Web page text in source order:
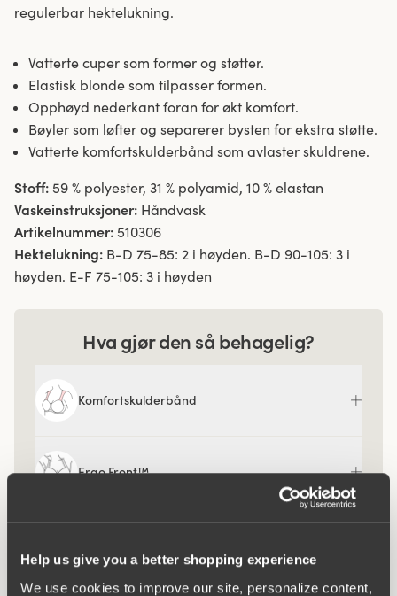
Help us give you a better shopping experience
We use cookies to improve our site, personalize content,
regulerbar hektelukning.
Vatterte cuper som former og støtter.
Elastisk blonde som tilpasser formen.
Opphøyd nederkant foran for økt komfort.
Bøyler som løfter og separerer bysten for ekstra støtte.
Vatterte komfortskulderbånd som avlaster skuldrene.
Stoff: 59 % polyester, 31 % polyamid, 10 % elastan
Vaskeinstruksjoner: Håndvask
Artikelnummer: 510306
Hektelukning: B-D 75-85: 2 i høyden. B-D 90-105: 3 i
høyden. E-F 75-105: 3 i høyden
Hva gjør den så behagelig?
Komfortskulderbånd
Ergo Front™